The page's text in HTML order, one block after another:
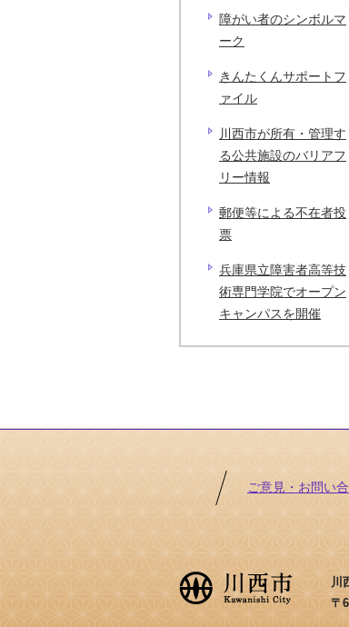
障がい者のシンボルマ
ーク
きんたくんサポートフ
ァイル
川西市が所有・管理す
る公共施設のバリアフ
リー情報
郵便等による不在者投
票
兵庫県立障害者高等技
術専門学院でオープン
キャンパスを開催
ご意見・お問い
川
〒